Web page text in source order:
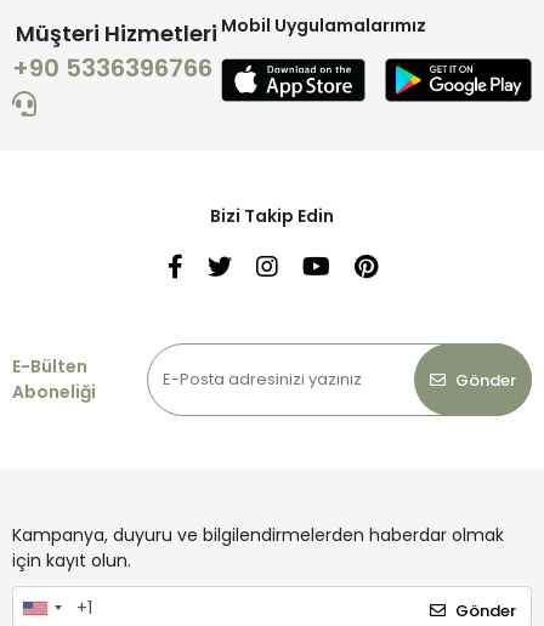
Müşteri Hizmetleri
+90 5336396766
Mobil Uygulamalarımız
Bizi Takip Edin
E-Bülten
Aboneliği
Gönder
Kampanya, duyuru ve bilgilendirmelerden haberdar olmak
için kayıt olun.
Gönder